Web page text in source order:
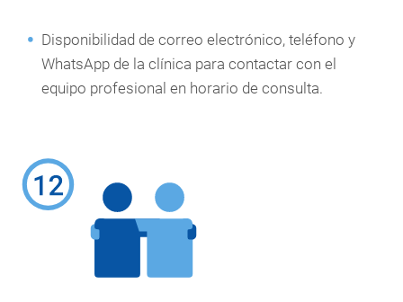
Disponibilidad de correo electrónico, teléfono y
WhatsApp de la clínica para contactar con el
equipo profesional en horario de consulta.